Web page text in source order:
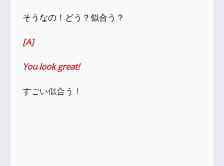
そうなの！どう？似合う？
[A]
You look great!
すごい似合う！